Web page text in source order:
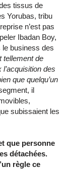
tissus de
Yorubas, tribu
n’est pas
Ibadan Boy,
business des
tellement de
des
que quelqu’un
il
subissaient les
que personne
détachées.
règle ce